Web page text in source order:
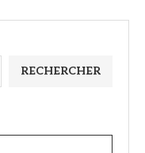
RECHERCHER